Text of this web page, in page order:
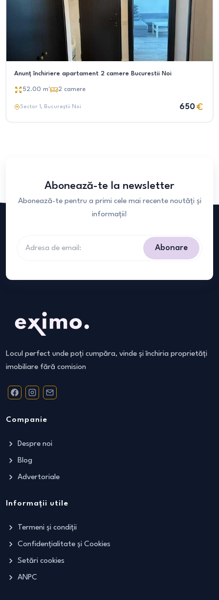
Anunț închiriere apartament 2 camere Bucurestii Noi
52.00 m² 2 camere
Sector 1, Bucureștii Noi 650
Abonează-te la newsletter
Abonează-te pentru a primi cele mai recente noutăți și
informații!
Abonare
Locul perfect unde poți cumpăra, vinde și închiria proprietăți
imobiliare fără comision
Companie
Despre noi
Blog
Advertoriale
Informații utile
Termeni și condiții
Confidențialitate și Cookies
Setări cookies
ANPC